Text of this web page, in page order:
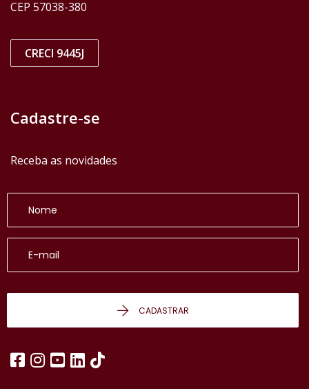
CEP 57038-380
CRECI 9445J
Cadastre-se
Receba as novidades
CADASTRAR